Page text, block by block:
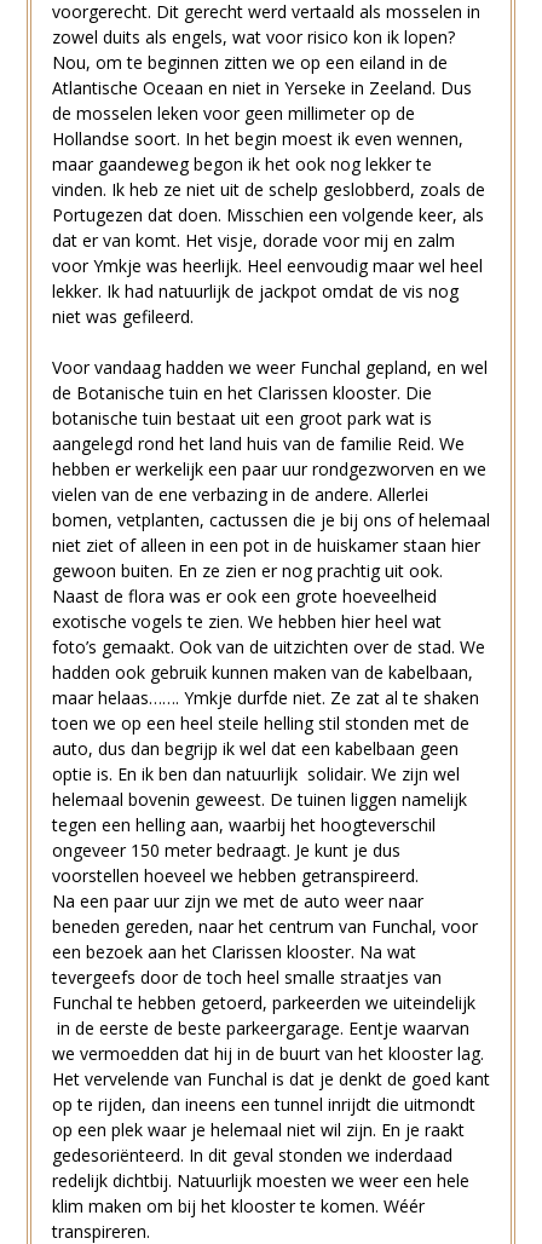
voorgerecht. Dit gerecht werd vertaald als mosselen in
zowel duits als engels, wat voor risico kon ik lopen?
Nou, om te beginnen zitten we op een eiland in de
Atlantische Oceaan en niet in Yerseke in Zeeland. Dus
de mosselen leken voor geen millimeter op de
Hollandse soort. In het begin moest ik even wennen,
maar gaandeweg begon ik het ook nog lekker te
vinden. Ik heb ze niet uit de schelp geslobberd, zoals de
Portugezen dat doen. Misschien een volgende keer, als
dat er van komt. Het visje, dorade voor mij en zalm
voor Ymkje was heerlijk. Heel eenvoudig maar wel heel
lekker. Ik had natuurlijk de jackpot omdat de vis nog
niet was gefileerd.
Voor vandaag hadden we weer Funchal gepland, en wel
de Botanische tuin en het Clarissen klooster. Die
botanische tuin bestaat uit een groot park wat is
aangelegd rond het land huis van de familie Reid. We
hebben er werkelijk een paar uur rondgezworven en we
vielen van de ene verbazing in de andere. Allerlei
bomen, vetplanten, cactussen die je bij ons of helemaal
niet ziet of alleen in een pot in de huiskamer staan hier
gewoon buiten. En ze zien er nog prachtig uit ook.
Naast de flora was er ook een grote hoeveelheid
exotische vogels te zien. We hebben hier heel wat
foto’s gemaakt. Ook van de uitzichten over de stad. We
hadden ook gebruik kunnen maken van de kabelbaan,
maar helaas……. Ymkje durfde niet. Ze zat al te shaken
toen we op een heel steile helling stil stonden met de
auto, dus dan begrijp ik wel dat een kabelbaan geen
optie is. En ik ben dan natuurlijk solidair. We zijn wel
helemaal bovenin geweest. De tuinen liggen namelijk
tegen een helling aan, waarbij het hoogteverschil
ongeveer 150 meter bedraagt. Je kunt je dus
voorstellen hoeveel we hebben getranspireerd.
Na een paar uur zijn we met de auto weer naar
beneden gereden, naar het centrum van Funchal, voor
een bezoek aan het Clarissen klooster. Na wat
tevergeefs door de toch heel smalle straatjes van
Funchal te hebben getoerd, parkeerden we uiteindelijk
in de eerste de beste parkeergarage. Eentje waarvan
we vermoedden dat hij in de buurt van het klooster lag.
Het vervelende van Funchal is dat je denkt de goed kant
op te rijden, dan ineens een tunnel inrijdt die uitmondt
op een plek waar je helemaal niet wil zijn. En je raakt
gedesoriënteerd. In dit geval stonden we inderdaad
redelijk dichtbij. Natuurlijk moesten we weer een hele
klim maken om bij het klooster te komen. Wéér
transpireren.